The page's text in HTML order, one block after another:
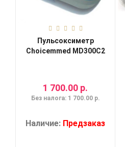
Пульсоксиметр
Choicemmed MD300C2
1 700.00 р.
Без налога: 1 700.00 р.
Наличие: Предзаказ